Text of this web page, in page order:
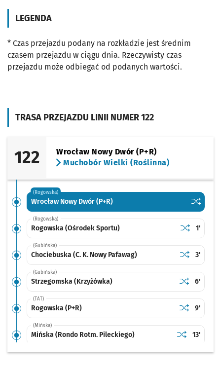
TRASA PRZEJAZDU LINII NUMER 122
122
Wrocław Nowy Dwór (P+R)
Muchobór Wielki (Roślinna)
(Rogowska)
Wrocław Nowy Dwór (P+R) Sprawdź
Wrocław
(Rogowska)
Rogowska (Ośrodek Sportu) Sprawdź
Rogowska
Czas
1'
(Gubińska)
Chociebuska (C. K. Nowy Pafawag) Sprawdź
Chociebuska
Czas
3'
(Gubińska)
Strzegomska (Krzyżówka) Sprawdź
Czas
6'
(TAT)
Rogowska (P+R) Sprawdź
Rogowska
Czas
9'
(Mińska)
Mińska (Rondo Rotm. Pileckiego) Sprawdź
MińskaCzas
13'
(Mińska)
LEGENDA
* Czas przejazdu podany na rozkładzie jest średnim
czasem przejazdu w ciągu dnia. Rzeczywisty czas
przejazdu może odbiegać od podanych wartości.